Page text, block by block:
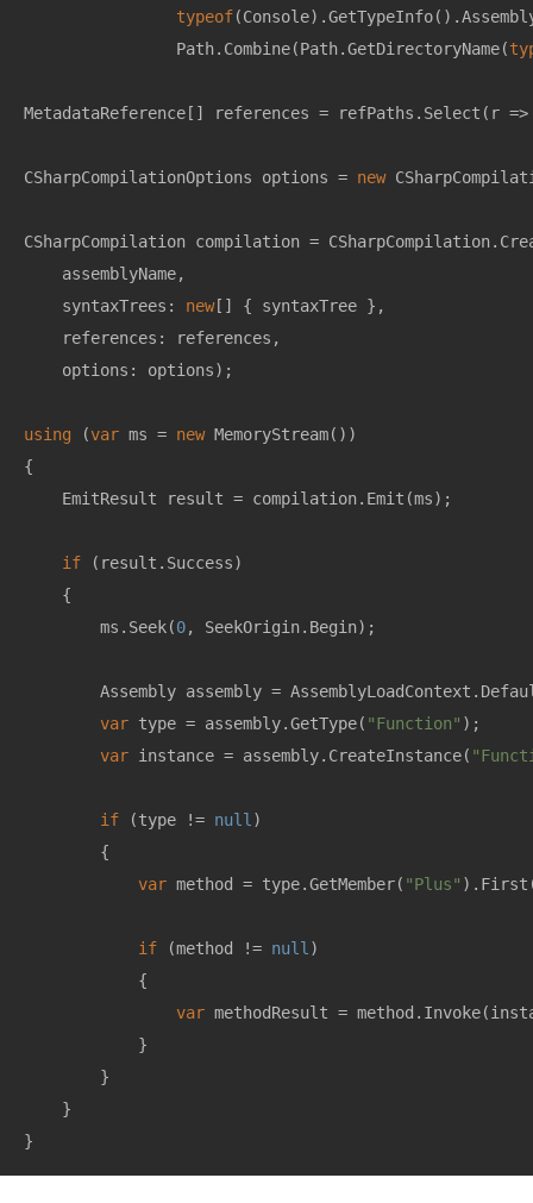
typeof
                Path.Combine(Path.GetDirectoryName(
MetadataReference[] references = refPaths.Select(r
CSharpCompilationOptions options = new
CSharpCompilation compilation =
    assemblyName,
    syntaxTrees:
new[] { syntaxTree },
    references: references,
    options: options);
using (var ms = new MemoryStream())
{
    EmitResult result = compilation.Emit(ms);
if (result.Success)
    {
        ms.Seek(
0, SeekOrigin.Begin);
Assembly assembly =
var type = assembly.GetType( "Function" );
var instance = assembly.CreateInstance(
if (type != null )
        {
var method = type.GetMember( "Plus"
if (method != null )
            {
var methodResult =
            }
        }
    }
}